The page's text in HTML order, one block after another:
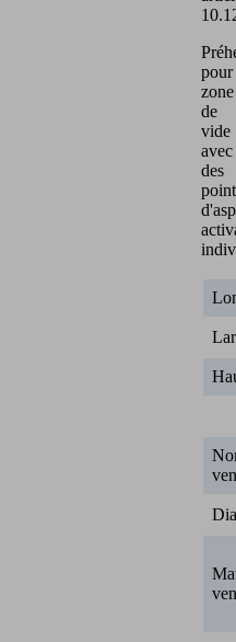
pour
zone
de
vide
avec
des